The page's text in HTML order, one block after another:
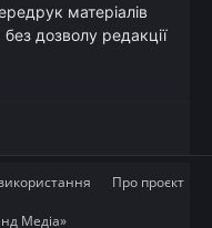
матеріалів
дозволу редакції
Про проєкт
Медіа»